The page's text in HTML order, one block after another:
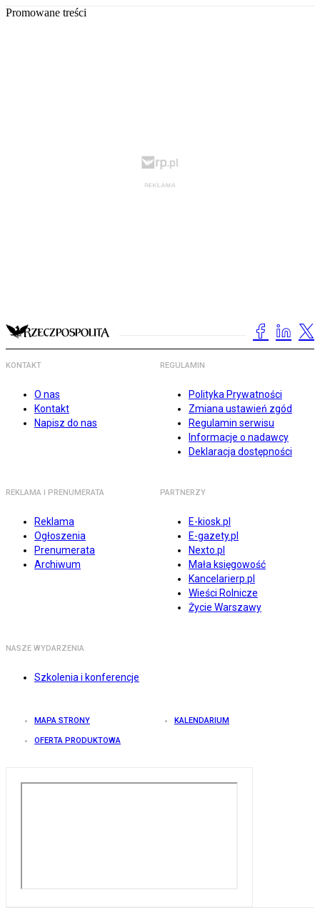
Promowane treści
KONTAKT
O nas
Kontakt
Napisz do nas
REGULAMIN
Polityka Prywatności
Zmiana ustawień zgód
Regulamin serwisu
Informacje o nadawcy
Deklaracja dostępności
REKLAMA I PRENUMERATA
Reklama
Ogłoszenia
Prenumerata
Archiwum
PARTNERZY
E-kiosk.pl
E-gazety.pl
Nexto.pl
Mała księgowość
Kancelarierp.pl
Wieści Rolnicze
Życie Warszawy
NASZE WYDARZENIA
Szkolenia i konferencje
MAPA STRONY KALENDARIUM
OFERTA PRODUKTOWA